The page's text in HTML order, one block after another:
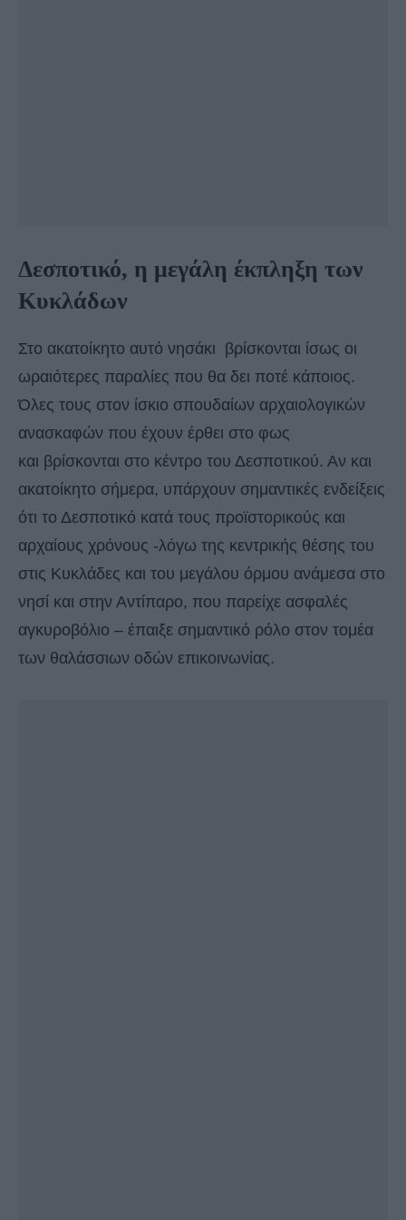
Δεσποτικό, η μεγάλη έκπληξη των
Κυκλάδων
Στο ακατοίκητο αυτό νησάκι βρίσκονται ίσως οι
ωραιότερες παραλίες που θα δει ποτέ κάποιος.
Όλες τους στον ίσκιο σπουδαίων αρχαιολογικών
ανασκαφών που έχουν έρθει στο φως
και βρίσκονται στο κέντρο του Δεσποτικού. Αν και
ακατοίκητο σήμερα, υπάρχουν σημαντικές ενδείξεις
ότι το Δεσποτικό κατά τους προϊστορικούς και
αρχαίους χρόνους -λόγω της κεντρικής θέσης του
στις Κυκλάδες και του μεγάλου όρμου ανάμεσα στο
νησί και στην Αντίπαρο, που παρείχε ασφαλές
αγκυροβόλιο – έπαιξε σημαντικό ρόλο στον τομέα
των θαλάσσιων οδών επικοινωνίας.